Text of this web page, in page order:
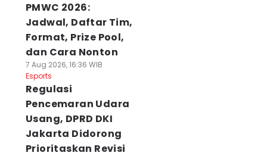
PMWC 2026:
Jadwal, Daftar Tim,
Format, Prize Pool,
dan Cara Nonton
7 Aug 2026, 16:36 WIB
Esports
Regulasi
Pencemaran Udara
Usang, DPRD DKI
Jakarta Didorong
Prioritaskan Revisi